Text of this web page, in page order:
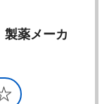
薬メーカ